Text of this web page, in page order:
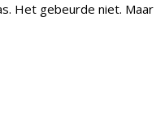
Het gebeurde niet. Maar